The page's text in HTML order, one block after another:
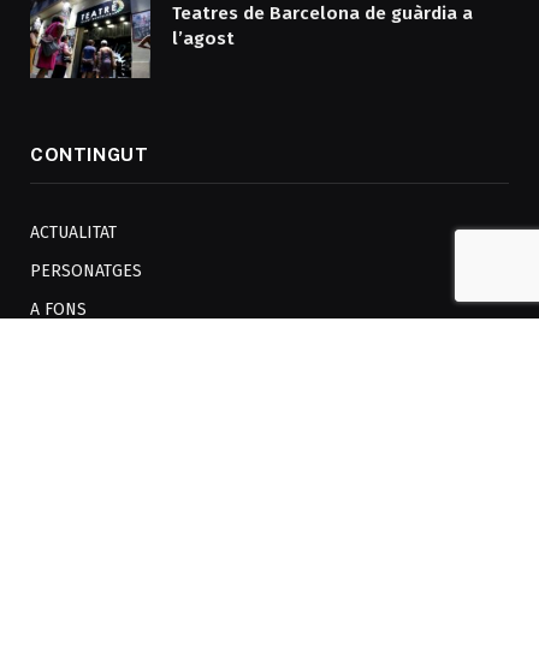
Teatres de Barcelona de guàrdia a
l’agost
CONTINGUT
ACTUALITAT
PERSONATGES
A FONS